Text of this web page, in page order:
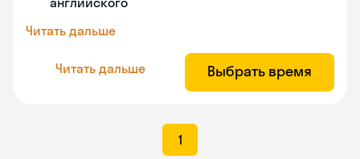
Читать дальше
Читать дальше Выбрать время
1